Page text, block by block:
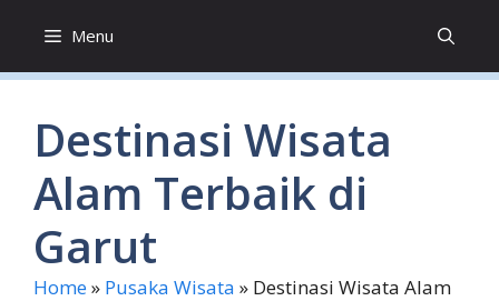
content
Menu
Destinasi Wisata
Alam Terbaik di
Garut
Home» Pusaka Wisata » Destinasi Wisata Alam